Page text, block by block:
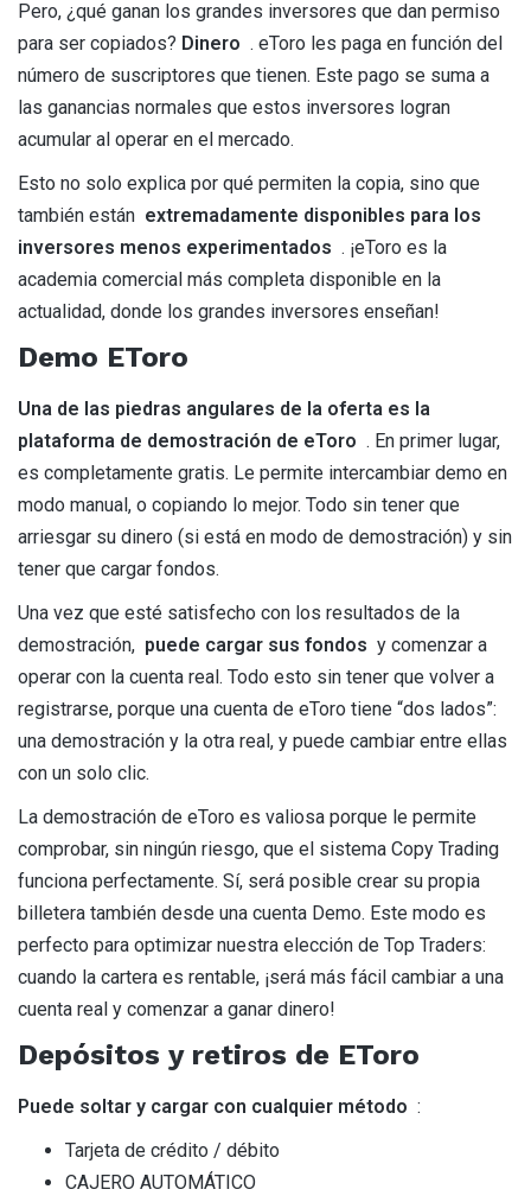
Pero, ¿qué ganan los grandes inversores que dan permiso
para ser copiados? Dinero . eToro les paga en función del
número de suscriptores que tienen. Este pago se suma a
las ganancias normales que estos inversores logran
acumular al operar en el mercado.
Esto no solo explica por qué permiten la copia, sino que
también están extremadamente disponibles para los
inversores menos experimentados . ¡eToro es la
academia comercial más completa disponible en la
actualidad, donde los grandes inversores enseñan!
Demo EToro
Una de las piedras angulares de la oferta es la
plataforma de demostración de eToro . En primer lugar,
es completamente gratis. Le permite intercambiar demo en
modo manual, o copiando lo mejor. Todo sin tener que
arriesgar su dinero (si está en modo de demostración) y sin
tener que cargar fondos.
Una vez que esté satisfecho con los resultados de la
demostración, puede cargar sus fondos y comenzar a
operar con la cuenta real. Todo esto sin tener que volver a
registrarse, porque una cuenta de eToro tiene “dos lados”:
una demostración y la otra real, y puede cambiar entre ellas
con un solo clic.
La demostración de eToro es valiosa porque le permite
comprobar, sin ningún riesgo, que el sistema Copy Trading
funciona perfectamente. Sí, será posible crear su propia
billetera también desde una cuenta Demo. Este modo es
perfecto para optimizar nuestra elección de Top Traders:
cuando la cartera es rentable, ¡será más fácil cambiar a una
cuenta real y comenzar a ganar dinero!
Depósitos y retiros de EToro
Puede soltar y cargar con cualquier método :
Tarjeta de crédito / débito
CAJERO AUTOMÁTICO